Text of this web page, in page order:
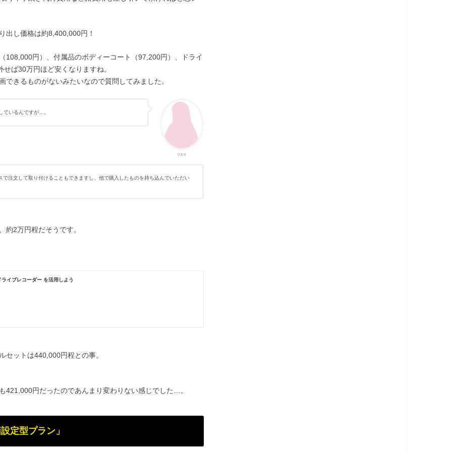
出し価格は約8,400,000円！
108,000円）、付属品のボディーコート（97,200円）、ドライ
ば30万円ほど安くなりますね。
きるものがないみたいなので質問してみました。
リエコ
ているんですが…。
で注文して取り付けることもできますし、他で購入したものを持ち込んでいただい
約2万円程だそうです。
イブレコーダー を活用しよう
セットは440,000円程との事。
421,000円だったのであんまり変わりない感じでした…。
定型プラン」